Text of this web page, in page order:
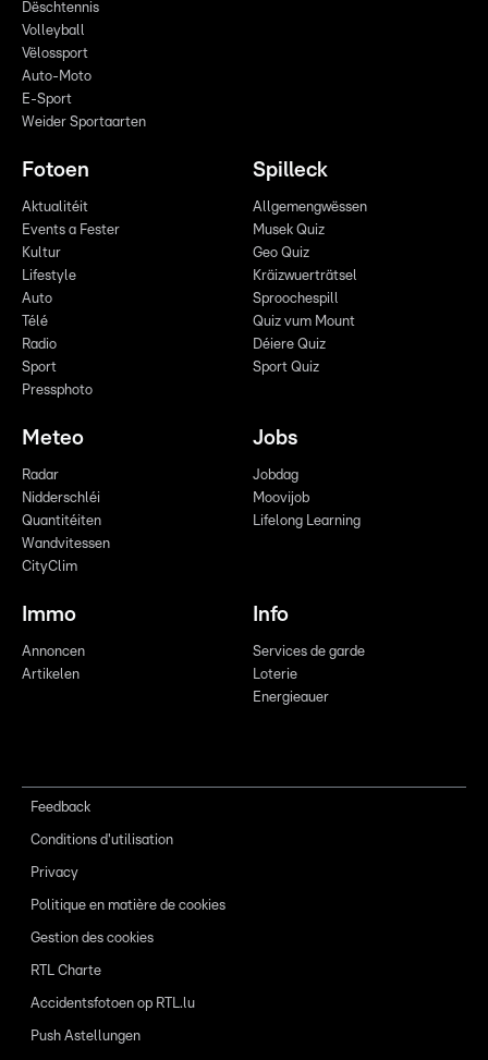
Dëschtennis
Volleyball
Vëlossport
Auto-Moto
E-Sport
Weider Sportaarten
Fotoen
Aktualitéit
Events a Fester
Kultur
Lifestyle
Auto
Télé
Radio
Sport
Pressphoto
Spilleck
Allgemengwëssen
Musek Quiz
Geo Quiz
Kräizwuerträtsel
Sproochespill
Quiz vum Mount
Déiere Quiz
Sport Quiz
Meteo
Radar
Nidderschléi
Quantitéiten
Wandvitessen
CityClim
Jobs
Jobdag
Moovijob
Lifelong Learning
Immo
Annoncen
Artikelen
Info
Services de garde
Loterie
Energieauer
Feedback
Conditions d'utilisation
Privacy
Politique en matière de cookies
Gestion des cookies
RTL Charte
Accidentsfotoen op RTL.lu
Push Astellungen